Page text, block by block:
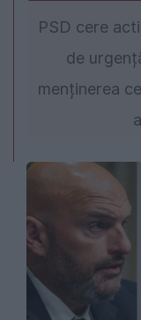
PSD cere
de
menținerea